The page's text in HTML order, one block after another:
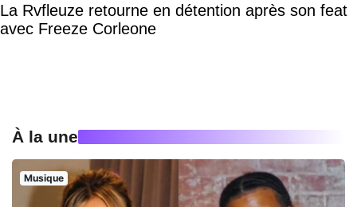
La Rvfleuze retourne en détention après son feat
avec Freeze Corleone
À la une
Musique